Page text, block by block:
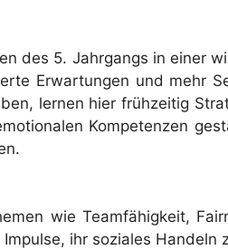
des 5. Jahrgangs in einer
Erwartungen und mehr
lernen hier frühzeitig
Kompetenzen
wie Teamfähigkeit,
ihr soziales